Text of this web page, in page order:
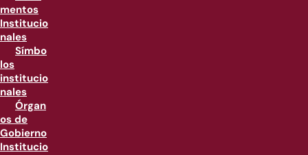
mentos
Institucio
nales
Símbo
los
institucio
nales
Órgan
os de
Gobierno
Institucio